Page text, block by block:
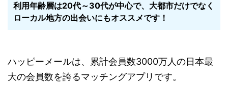
利用年齢層は20代～30代が中心で、大都市だけでなく
ローカル地方の出会いにもオススメです！
ハッピーメールは、累計会員数3000万人の日本最
大の会員数を誇るマッチングアプリです。